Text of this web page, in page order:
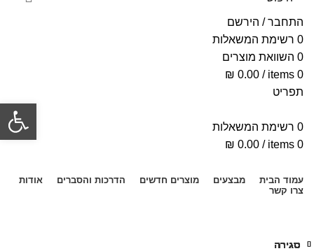
התחבר / הירשם
0 רשימת המשאלות
0 השוואת מוצרים
0
items
/
₪ 0.00
תפריט
0 רשימת המשאלות
0
items
/
₪ 0.00
עמוד הבית מבצעים מוצרים חדשים הדרכות והסברים
אודות
צרו קשר
סגירה
סגירה
סגירה
סגירה
סגירה
סגירה
סגירה
סגירה
פתח